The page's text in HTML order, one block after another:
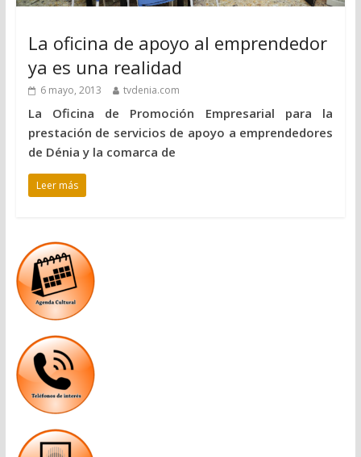
La oficina de apoyo al emprendedor
ya es una realidad
6 mayo, 2013 tvdenia.com
La Oficina de Promoción Empresarial para la
prestación de servicios de apoyo a emprendedores
de Dénia y la comarca de
Leer más